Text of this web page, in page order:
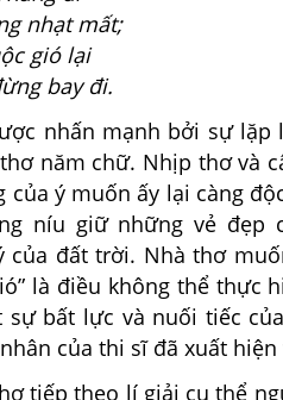
nhạt mất;
gió lại
bay đi.
nhấn mạnh bởi sự lặp
năm chữ. Nhịp thơ và
ý muốn ấy lại càng
níu giữ những vẻ đẹp
của đất trời. Nhà thơ
là điều không thể
sự bất lực và nuối tiếc
của thi sĩ đã xuất
tiếp theo lí giải cụ thể